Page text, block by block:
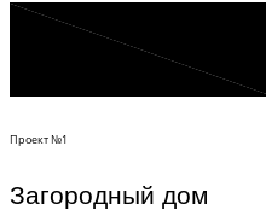
Проект №1
Загородный дом